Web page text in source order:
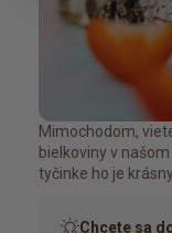
Mimochodom,
bielkoviny v
tyčinke ho je
Chcete sa